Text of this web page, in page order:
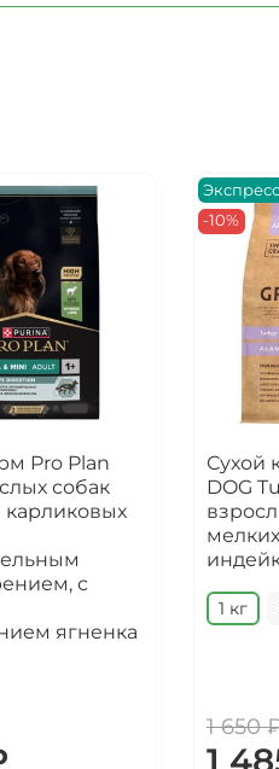
Pro Plan
собак
карликовых
с
ягненка
-10%
Сухой
DOG
1 кг
1 650
1